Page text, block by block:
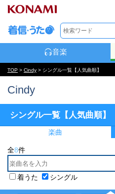
音楽
TOP > Cindy > シングル一覧【人気曲順】
Cindy
シングル一覧【人気曲順】
楽曲
全8件
着うた シングル